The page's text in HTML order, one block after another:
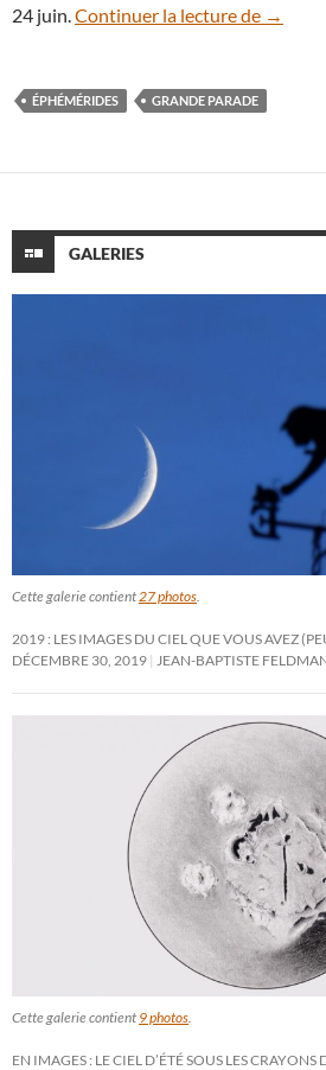
24 juin. Continuer la lecture de En
→
ÉPHÉMÉRIDES GRANDE PARADE
GALERIES
Cette galerie contient 27 photos
2019 : LES IMAGES DU CIEL QUE VOUS AVEZ
DÉCEMBRE 30, 2019
JEAN-BAPTISTE
Cette galerie contient 9 photos
EN IMAGES : LE CIEL D’ÉTÉ SOUS LES